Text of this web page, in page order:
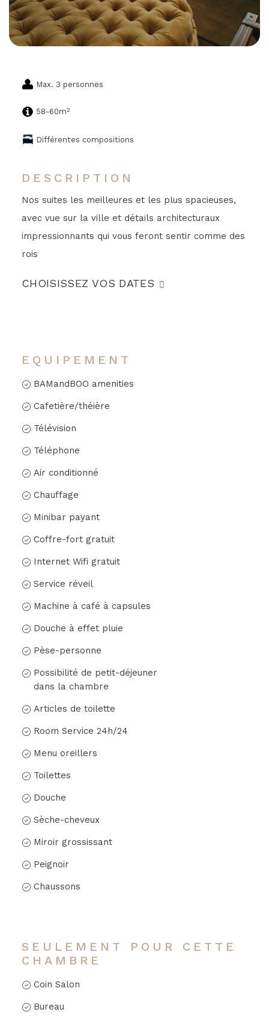
Max. 3 personnes
58-60m2
Différentes compositions
DESCRIPTION
Nos suites les meilleures et les plus spacieuses,
avec vue sur la ville et détails architecturaux
impressionnants qui vous feront sentir comme des
rois
CHOISISSEZ VOS DATES
EQUIPEMENT
BAMandBOO amenities
Cafetière/théière
Télévision
Téléphone
Air conditionné
Chauffage
Minibar payant
Coffre-fort gratuit
Internet Wifi gratuit
Service réveil
Machine à café à capsules
Douche à effet pluie
Pèse-personne
Possibilité de petit-déjeuner
dans la chambre
Articles de toilette
Room Service 24h/24
Menu oreillers
Toilettes
Douche
Sèche-cheveux
Miroir grossissant
Peignoir
Chaussons
SEULEMENT POUR CETTE
CHAMBRE
Coin Salon
Bureau